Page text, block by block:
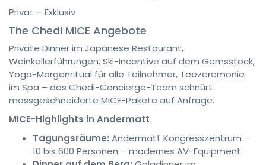
Privat – Exklusiv
The Chedi MICE Angebote
Private Dinner im Japanese Restaurant,
Weinkellerführungen, Ski-Incentive auf dem Gemsstock,
Yoga-Morgenritual für alle Teilnehmer, Teezeremonie
im Spa – das Chedi-Concierge-Team schnürt
massgeschneiderte MICE-Pakete auf Anfrage.
MICE-Highlights in Andermatt
Tagungsräume: Andermatt Kongresszentrum –
10 bis 600 Personen – modernes AV-Equipment